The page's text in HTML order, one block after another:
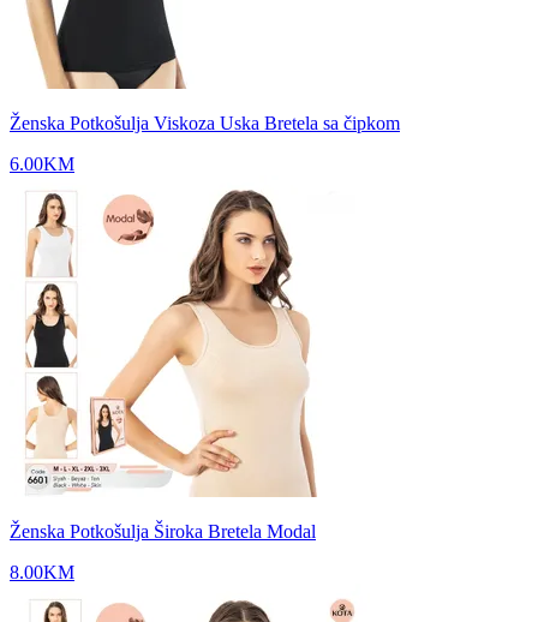
Ženska Potkošulja Viskoza Uska Bretela sa čipkom
6.00KM
Ženska Potkošulja Široka Bretela Modal
8.00KM